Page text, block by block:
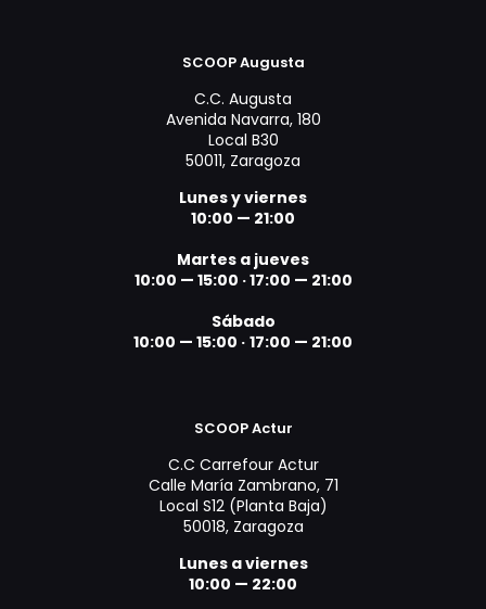
SCOOP Augusta
C.C. Augusta
Avenida Navarra, 180
Local B30
50011, Zaragoza
Lunes y viernes
10:00 — 21:00
Martes a jueves
10:00 — 15:00 ·17:00 — 21:00
Sábado
10:00 — 15:00 · 17:00 — 21:00
SCOOP Actur
C.C Carrefour Actur
Calle María Zambrano, 71
Local S12 (Planta Baja)
50018, Zaragoza
Lunes a viernes
10:00 — 22:00